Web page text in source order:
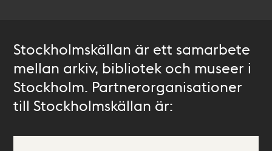
Stockholmskällan är ett samarbete
mellan arkiv, bibliotek och museer i
Stockholm. Partnerorganisationer
till Stockholmskällan är: